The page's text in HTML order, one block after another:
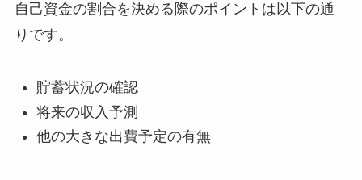
自己資金の割合を決める際のポイントは以下の通
りです。
貯蓄状況の確認
将来の収入予測
他の大きな出費予定の有無